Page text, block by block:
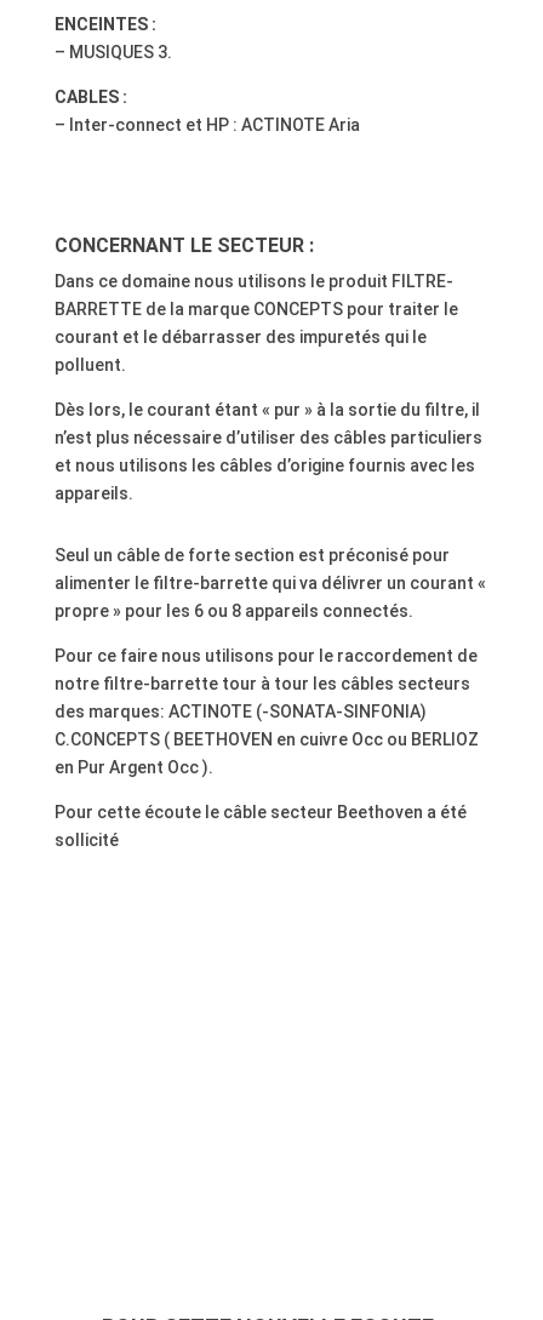
ENCEINTES :
– MUSIQUES 3.
CABLES :
– Inter-connect et HP : ACTINOTE Aria
CONCERNANT LE SECTEUR :
Dans ce domaine nous utilisons le produit FILTRE-
BARRETTE de la marque CONCEPTS pour traiter le
courant et le débarrasser des impuretés qui le
polluent.
Dès lors, le courant étant « pur » à la sortie du filtre, il
n’est plus nécessaire d’utiliser des câbles particuliers
et nous utilisons les câbles d’origine fournis avec les
appareils.
Seul un câble de forte section est préconisé pour
alimenter le filtre-barrette qui va délivrer un courant «
propre » pour les 6 ou 8 appareils connectés.
Pour ce faire nous utilisons pour le raccordement de
notre filtre-barrette tour à tour les câbles secteurs
des marques: ACTINOTE (-SONATA-SINFONIA)
C.CONCEPTS ( BEETHOVEN en cuivre Occ ou BERLIOZ
en Pur Argent Occ ).
Pour cette écoute le câble secteur Beethoven a été
sollicité